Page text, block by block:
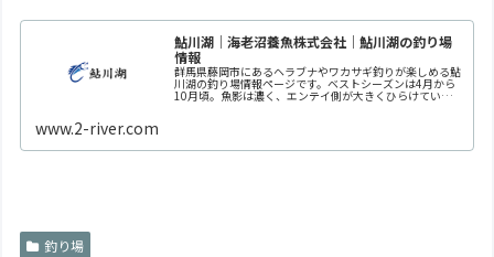
鮎川湖｜海老沼養魚株式会社｜鮎川湖の釣り場
情報
群馬県藤岡市にあるヘラブナやワカサギ釣りが楽しめる鮎
川湖の釣り場情報ページです。ベストシーズンは4月から
10月頃。魚影は濃く、エンテイ側が大きくひらけてい
www.2-river.com
釣り場